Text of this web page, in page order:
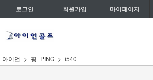
로그인 회원가입 마이페이지
아이언 핑_PING i540